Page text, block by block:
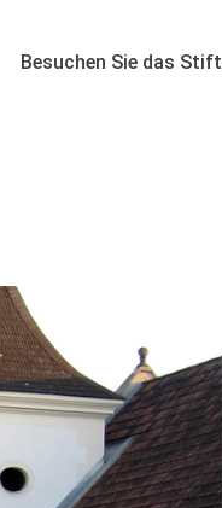
Besuchen Sie das Stift